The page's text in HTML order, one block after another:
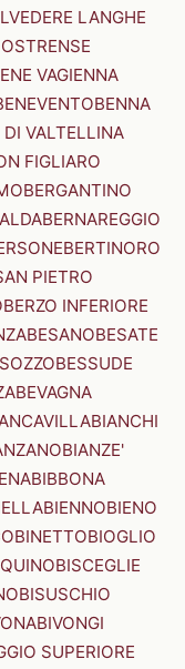
LANGHE
VAGIENNA
BENNA
DI VALTELLINA
FIGLIARO
BERGANTINO
BERNAREGGIO
BERTINORO
PIETRO
BERZO INFERIORE
BESANOBESATE
BESSUDE
BEVAGNA
BIANCHI
BIANZE'
BIBBONA
BIENNOBIENO
BINETTOBIOGLIO
BISCEGLIE
BISUSCHIO
BIVONGI
SUPERIORE